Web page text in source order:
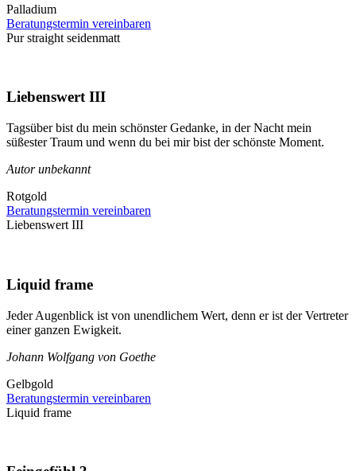
Palladium
Beratungstermin vereinbaren
Pur straight seidenmatt
Liebenswert III
Tagsüber bist du mein schönster Gedanke, in der Nacht mein
süßester Traum und wenn du bei mir bist der schönste Moment.
Autor unbekannt
Rotgold
Beratungstermin vereinbaren
Liebenswert III
Liquid frame
Jeder Augenblick ist von unendlichem Wert, denn er ist der Vertreter
einer ganzen Ewigkeit.
Johann Wolfgang von Goethe
Gelbgold
Beratungstermin vereinbaren
Liquid frame